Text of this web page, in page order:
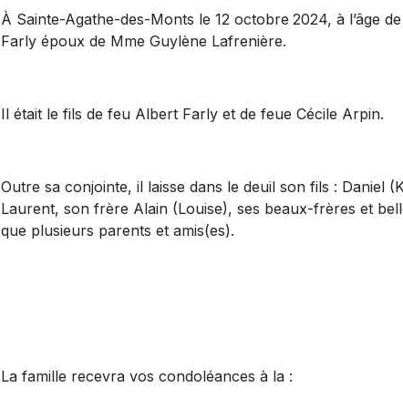
À Sainte-Agathe-des-Monts le 12 octobre 2024, à l’âge
Farly époux de Mme Guylène Lafrenière.
Il était le fils de feu Albert Farly et de feue Cécile Arpin.
Outre sa conjointe, il laisse dans le deuil son fils : Daniel
Laurent, son frère Alain (Louise), ses beaux-frères et
que plusieurs parents et amis(es).
La famille recevra vos condoléances à la :